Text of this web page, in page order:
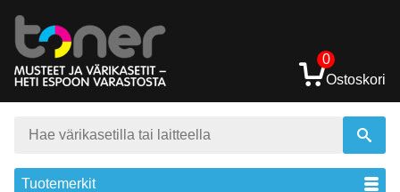
0
Ostoskori
Tuotemerkit